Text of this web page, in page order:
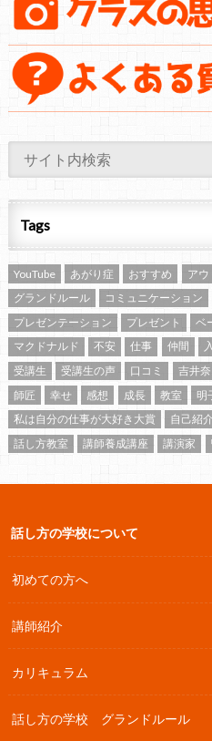
Tags
YouTube あがり症 おすすめ アウ
グランドルール
コミュニケーション
プレゼンテーション
プレゼント ベ
マクドナルド
不安 仕事 仲間
受講生
受講生の声 口コミ 吉井奈
師匠
幸せ 感想 成長 教室 明
私は自分の仕事が大好き大賞
自己紹介
話し方教室
講師養成講座 講演家
話し方の学校について
初めての方へ
講師紹介
カリキュラム
話し方の学校 グランドルール